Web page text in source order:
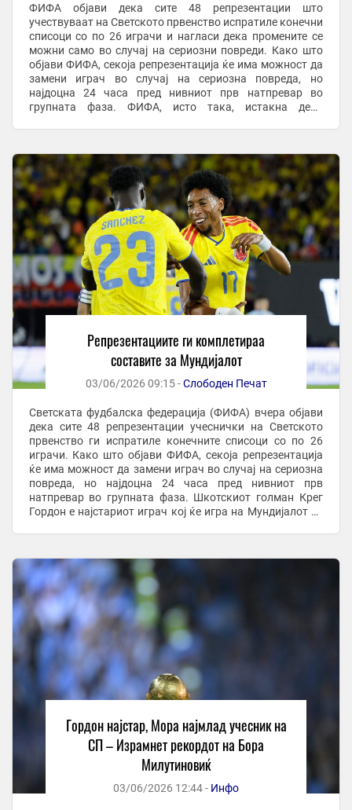
ФИФА објави дека сите 48 репрезентации што
учествуваат на Светското првенство испратиле конечни
списоци со по 26 играчи и нагласи дека промените се
можни само во случај на сериозни повреди. Како што
објави ФИФА, секоја репрезентација ќе има можност да
замени играч во случај на сериозна повреда, но
најдоцна 24 часа пред нивниот прв натпревар во
групната фаза. ФИФА, исто така, истакна дека
Репрезентациите ги комплетираа
составите за Мундијалот
03/06/2026 09:15 -Слободен Печат
Светската фудбалска федерација (ФИФА) вчера објави
дека сите 48 репрезентации учеснички на Светското
првенство ги испратиле конечните списоци со по 26
играчи. Како што објави ФИФА, секоја репрезентација
ќе има можност да замени играч во случај на сериозна
повреда, но најдоцна 24 часа пред нивниот прв
натпревар во групната фаза. Шкотскиот голман Крег
Гордон е најстариот играч кој ќе игра на Мундијалот со
Гордон најстар, Мора најмлад учесник на
СП – Израмнет рекордот на Бора
Милутиновиќ
03/06/2026 12:44 - Инфо